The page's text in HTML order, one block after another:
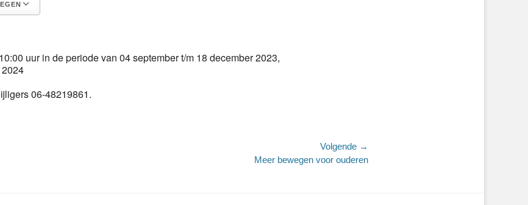
uur in de periode van 04 september t/m 18 december 2023,
06-48219861.
Volgende →
Meer bewegen voor ouderen